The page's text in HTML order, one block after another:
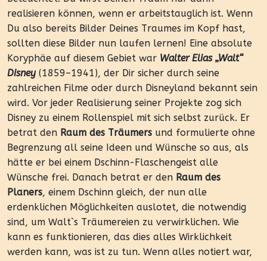
realisieren können, wenn er arbeitstauglich ist. Wenn
Du also bereits Bilder Deines Traumes im Kopf hast,
sollten diese Bilder nun laufen lernen! Eine absolute
Koryphäe auf diesem Gebiet war Walter Elias „Walt“
Disney(1859–1941), der Dir sicher durch seine
zahlreichen Filme oder durch Disneyland bekannt sein
wird. Vor jeder Realisierung seiner Projekte zog sich
Disney zu einem Rollenspiel mit sich selbst zurück. Er
betrat den Raum des Träumers und formulierte ohne
Begrenzung all seine Ideen und Wünsche so aus, als
hätte er bei einem Dschinn-Flaschengeist alle
Wünsche frei. Danach betrat er den Raum des
Planers, einem Dschinn gleich, der nun alle
erdenklichen Möglichkeiten auslotet, die notwendig
sind, um Walt`s Träumereien zu verwirklichen. Wie
kann es funktionieren, das dies alles Wirklichkeit
werden kann, was ist zu tun. Wenn alles notiert war,